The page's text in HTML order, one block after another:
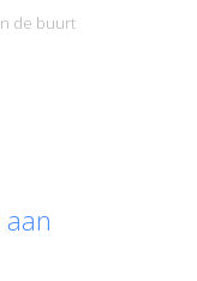
de buurt